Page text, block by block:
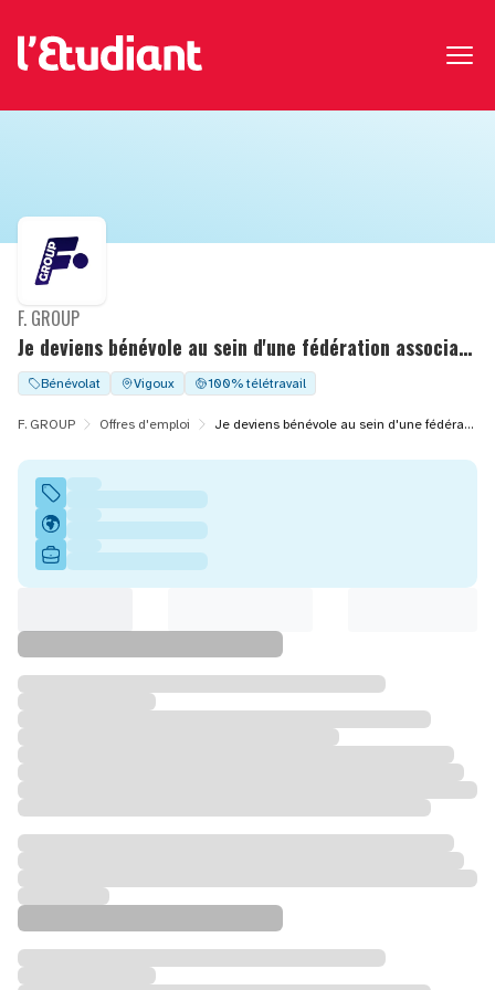
Je deviens bénévole au sein d'une fédération associative !
F. GROUP
Bénévolat Vigoux 100% télétravail
F. GROUP Offres d'emploi Je deviens bénévole au sein d'une fédération associative !